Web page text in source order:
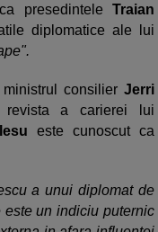
presedintele Traian
diplomatice ale lui
consilier Jerri
a carierei lui
este cunoscut ca
a unui diplomat de
un indiciu puternic